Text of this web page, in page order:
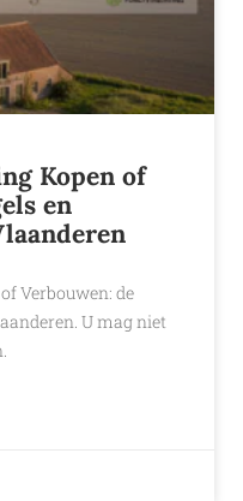
Kopen of
en
Verbouwen: de
U mag niet